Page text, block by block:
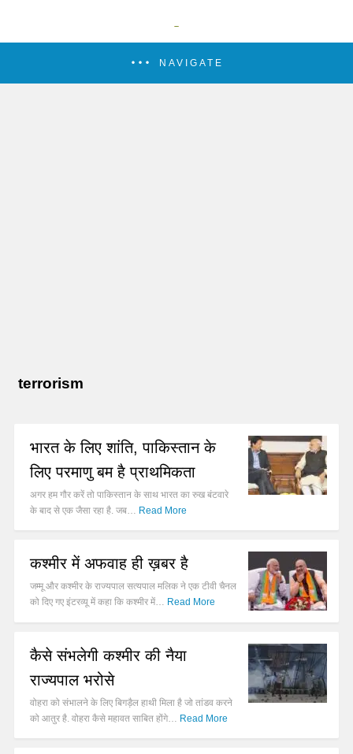
NAVIGATE
terrorism
भारत के लिए शांति, पाकिस्तान के
लिए परमाणु बम है प्राथमिकता
अगर हम गौर करें तो पाकिस्तान के साथ भारत का रुख बंटवारे
के बाद से एक जैसा रहा है. जब… Read More
कश्मीर में अफवाह ही ख़बर है
जम्मू और कश्मीर के राज्यपाल सत्यपाल मलिक ने एक टीवी चैनल
को दिए गए इंटरव्यू में कहा कि कश्मीर में… Read More
कैसे संभलेगी कश्मीर की नैया
राज्यपाल भरोसे
वोहरा को संभालने के लिए बिगड़ैल हाथी मिला है जो तांडव करने
को आतुर है. वोहरा कैसे महावत साबित होंगे… Read More